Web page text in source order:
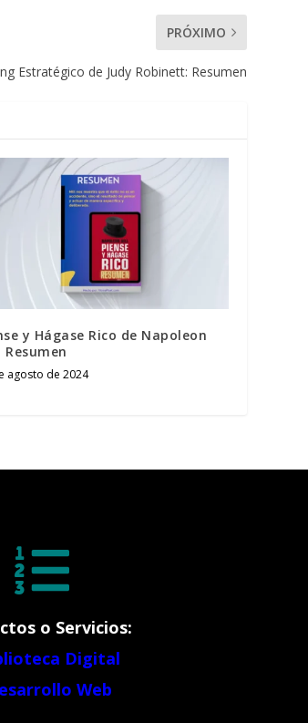
PRÓXIMO
Estratégico de Judy Robinett: Resumen
y Hágase Rico de Napoleon
Resumen
agosto de 2024

o Servicios:
Digital
Web